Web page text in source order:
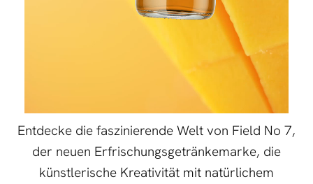
Entdecke die faszinierende Welt von Field No 7,
der neuen Erfrischungsgetränkemarke, die
künstlerische Kreativität mit natürlichem